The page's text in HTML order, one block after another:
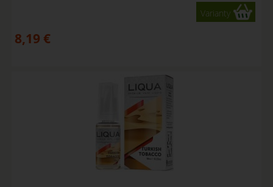
Varianty
8,19 €